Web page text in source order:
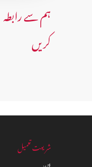
ہم سے رابطہ
کریں
شریعت تعمیل